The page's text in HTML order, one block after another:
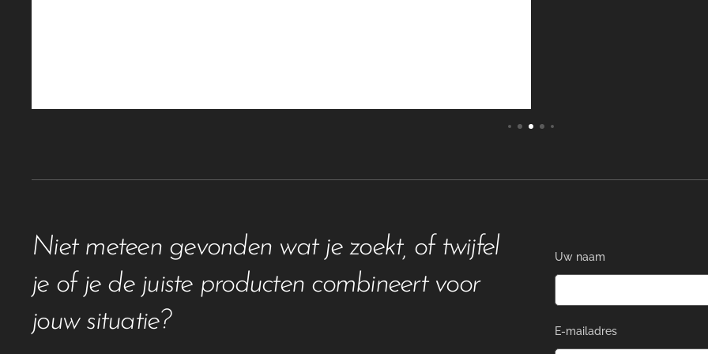
Niet meteen gevonden wat je zoekt, of twijfel
je of je de juiste producten combineert voor
jouw situatie?
Uw naam
E-mailadres